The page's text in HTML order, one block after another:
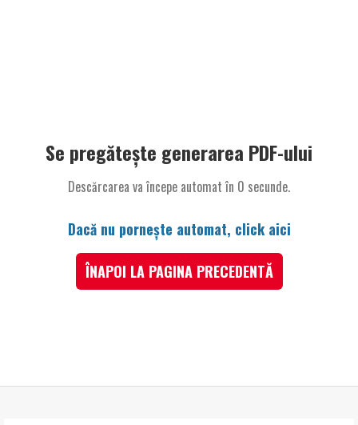
Se pregătește generarea PDF-ului
Descărcarea va începe automat în 0 secunde.
Dacă nu pornește automat, click aici
ÎNAPOI LA PAGINA PRECEDENTĂ